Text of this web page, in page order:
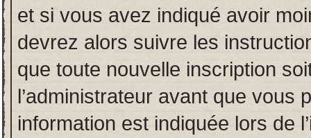
et si vous avez indiqué avoir
devrez alors suivre les
que toute nouvelle inscription
l’administrateur avant que vous
information est indiquée lors de